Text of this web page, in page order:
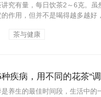
讲究有量，每日饮茶2～6克。
的作用，但并不是喝得越多越
茶与健康
疾病，用不同的花茶“
养生的最佳时间段，生活中的